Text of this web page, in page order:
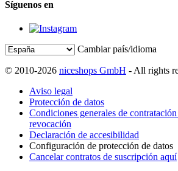
Síguenos en
Cambiar país/idioma
© 2010-2026 niceshops GmbH - All rights
Aviso legal
Protección de datos
Condiciones generales de
revocación
Declaración de accesibilidad
Configuración de protección de datos
Cancelar contratos de suscripción aquí